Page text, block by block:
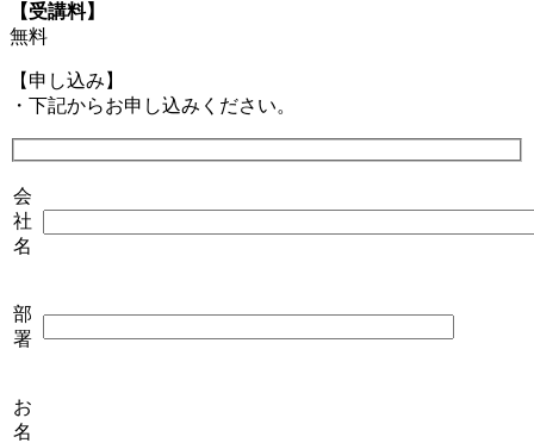
【受講料】
無料
【申し込み】
・下記からお申し込みください。
会
社
名
部
署
お
名